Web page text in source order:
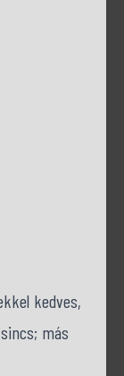
kedves,
más